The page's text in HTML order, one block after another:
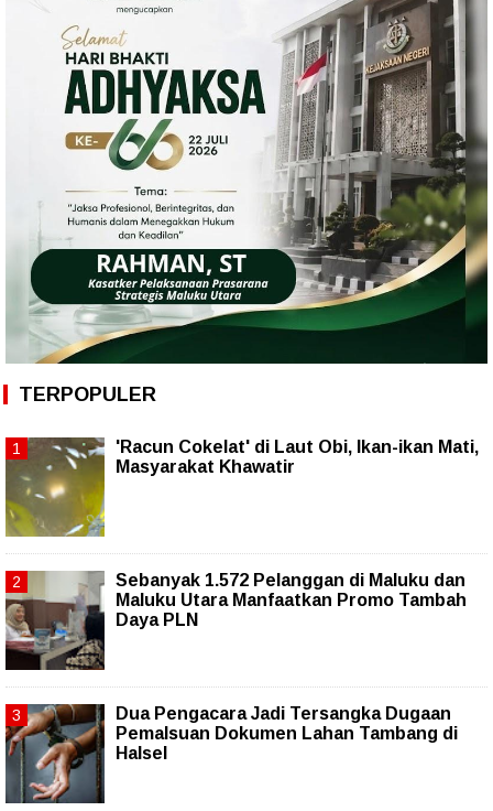
TERPOPULER
'Racun Cokelat' di Laut Obi, Ikan-ikan Mati,
Masyarakat Khawatir
Sebanyak 1.572 Pelanggan di Maluku dan
Maluku Utara Manfaatkan Promo Tambah
Daya PLN
Dua Pengacara Jadi Tersangka Dugaan
Pemalsuan Dokumen Lahan Tambang di
Halsel